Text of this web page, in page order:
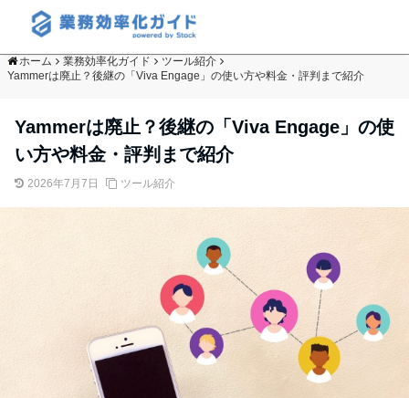
ホーム 業務効率化ガイド
ツール紹介
Yammerは廃止？後継の「Viva Engage」の使い方や料金・評判まで紹介
Yammerは廃止？後継の「Viva Engage」の使
い方や料金・評判まで紹介
2026年7月7日 ツール紹介